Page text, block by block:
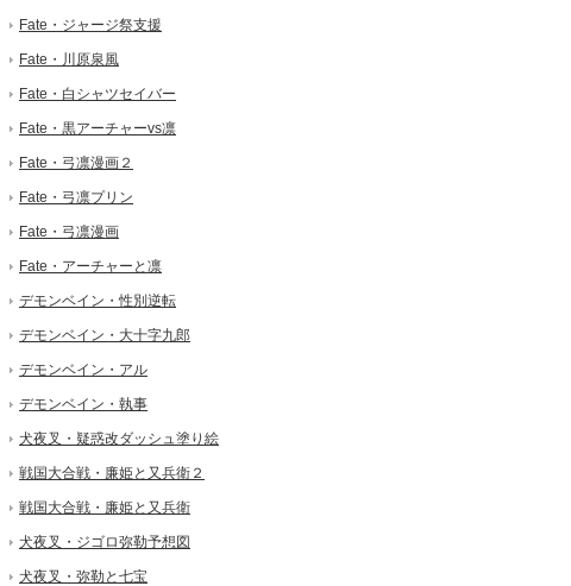
Fate・ジャージ祭支援
Fate・川原泉風
Fate・白シャツセイバー
Fate・黒アーチャーvs凛
Fate・弓凛漫画２
Fate・弓凛プリン
Fate・弓凛漫画
Fate・アーチャーと凛
デモンベイン・性別逆転
デモンベイン・大十字九郎
デモンベイン・アル
デモンベイン・執事
犬夜叉・疑惑改ダッシュ塗り絵
戦国大合戦・廉姫と又兵衛２
戦国大合戦・廉姫と又兵衛
犬夜叉・ジゴロ弥勒予想図
犬夜叉・弥勒と七宝